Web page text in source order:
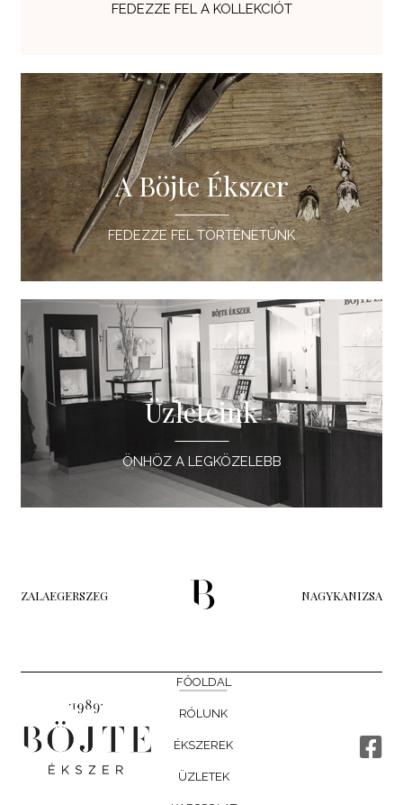
FEDEZZE FEL A KOLLEKCIÓT
A Böjte Ékszer
FEDEZZE FEL TÖRTÉNETÜNK
Üzleteink
ÖNHÖZ A LEGKÖZELEBB
ZALAEGERSZEG NAGYKANIZSA
FŐOLDAL
RÓLUNK
ÉKSZEREK
ÜZLETEK